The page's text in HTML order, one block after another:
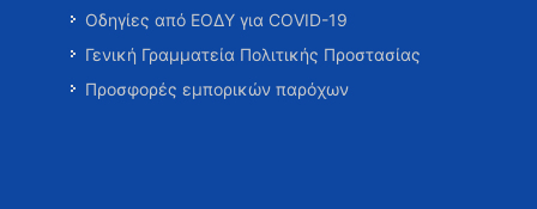
Οδηγίες από ΕΟΔΥ για COVID-19
Γενική Γραμματεία Πολιτικής Προστασίας
Προσφορές εμπορικών παρόχων